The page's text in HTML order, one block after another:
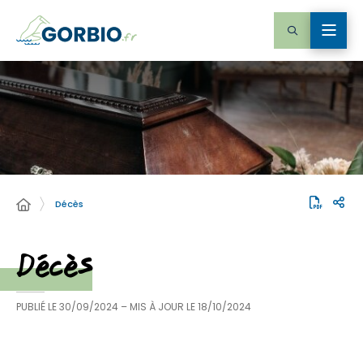
Décès
Décès
PUBLIÉ LE30/09/2024 – MIS À JOUR LE18/10/2024